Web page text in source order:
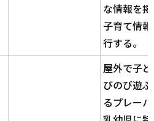
な情報を
子育て情
行する。
屋外で子
びのび遊
るプレー